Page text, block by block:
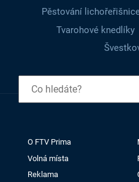
Pěstování
Tvarohové knedlíky
O FTV Prima
Volná místa
Reklama